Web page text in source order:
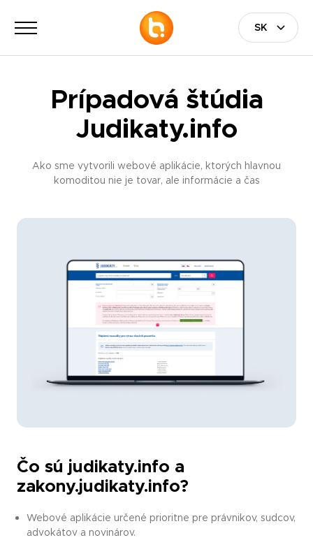
Prípadová štúdia
Judikaty.info
Ako sme vytvorili webové aplikácie, ktorých hlavnou
komoditou nie je tovar, ale informácie a čas
Čo sú judikaty.info a
zakony.judikaty.info?
Webové aplikácie určené prioritne pre právnikov, sudcov,
advokátov a novinárov.